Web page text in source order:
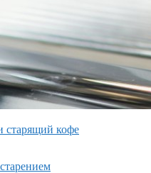
кофе